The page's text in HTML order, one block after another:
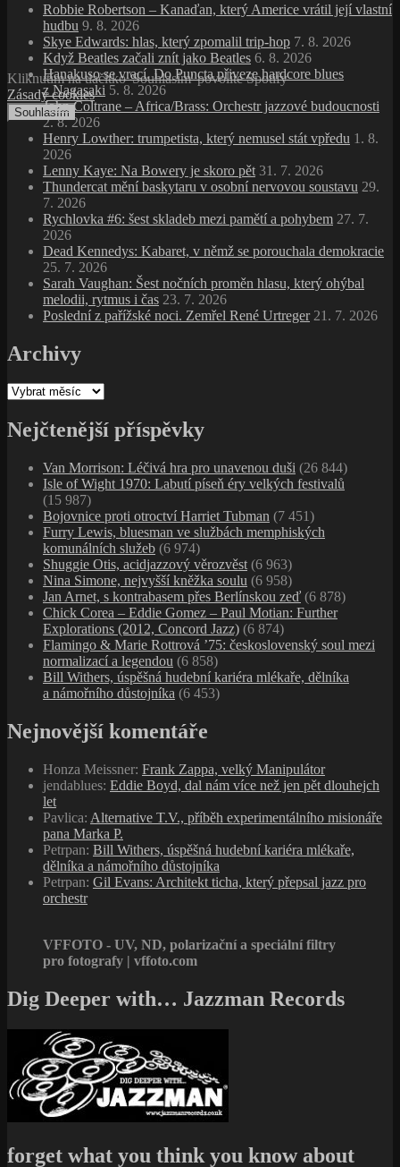
Kliknutím na tlačítko 'Souhlasím' povolíte Spotify
Zásady cookies
Souhlasím
Robbie Robertson – Kanaďan, který Americe vrátil její vlastní
hudbu 9. 8. 2026
Skye Edwards: hlas, který zpomalil trip‑hop 7. 8. 2026
Když Beatles začali znít jako Beatles 6. 8. 2026
Hanakuso se vrací. Do Puncta přiveze hardcore blues
z Nagasaki 5. 8. 2026
John Coltrane – Africa/Brass: Orchestr jazzové budoucnosti
2. 8. 2026
Henry Lowther: trumpetista, který nemusel stát vpředu 1. 8.
2026
Lenny Kaye: Na Bowery je skoro pět 31. 7. 2026
Thundercat mění baskytaru v osobní nervovou soustavu 29.
7. 2026
Rychlovka #6: šest skladeb mezi pamětí a pohybem 27. 7.
2026
Dead Kennedys: Kabaret, v němž se porouchala demokracie
25. 7. 2026
Sarah Vaughan: Šest nočních proměn hlasu, který ohýbal
melodii, rytmus i čas 23. 7. 2026
Poslední z pařížské noci. Zemřel René Urtreger 21. 7. 2026
Archivy
Archivy
Nejčtenější příspěvky
Van Morrison: Léčivá hra pro unavenou duši (26 844)
Isle of Wight 1970: Labutí píseň éry velkých festivalů
(15 987)
Bojovnice proti otroctví Harriet Tubman (7 451)
Furry Lewis, bluesman ve službách memphiských
komunálních služeb (6 974)
Shuggie Otis, acidjazzový věrozvěst (6 963)
Nina Simone, nejvyšší kněžka soulu (6 958)
Jan Arnet, s kontrabasem přes Berlínskou zeď (6 878)
Chick Corea – Eddie Gomez – Paul Motian: Further
Explorations (2012, Concord Jazz) (6 874)
Flamingo & Marie Rottrová ’75: československý soul mezi
normalizací a legendou (6 858)
Bill Withers, úspěšná hudební kariéra mlékaře, dělníka
a námořního důstojníka (6 453)
Nejnovější komentáře
Honza Meissner: Frank Zappa, velký Manipulátor
jendablues: Eddie Boyd, dal nám více než jen pět dlouhejch
let
Pavlica: Alternative T.V., příběh experimentálního misionáře
pana Marka P.
Petrpan: Bill Withers, úspěšná hudební kariéra mlékaře,
dělníka a námořního důstojníka
Petrpan: Gil Evans: Architekt ticha, který přepsal jazz pro
orchestr
VFFOTO - UV, ND, polarizační a speciální filtry
pro fotografy | vffoto.com
Dig Deeper with… Jazzman Records
forget what you think you know about